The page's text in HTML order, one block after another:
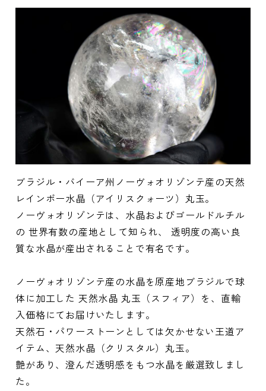
ブラジル・バイーア州ノーヴォオリゾンテ産の天然
レインボー水晶（アイリスクォーツ）丸玉。
ノーヴォオリゾンテは、水晶およびゴールドルチル
の 世界有数の産地として知られ、 透明度の高い良
質な水晶が産出されることで有名です。
ノーヴォオリゾンテ産の水晶を原産地ブラジルで球
体に加工した 天然水晶 丸玉（スフィア）を、直輸
入価格にてお届けいたします。
天然石・パワーストーンとしては欠かせない王道ア
イテム、天然水晶（クリスタル）丸玉。
艶があり、澄んだ透明感をもつ水晶を厳選致しまし
た。